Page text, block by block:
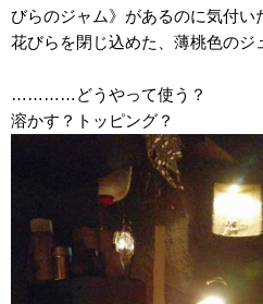
びらのジャム》があるのに気付い
花びらを閉じ込めた、薄桃色のジ
…………どうやって使う？
溶かす？トッピング？